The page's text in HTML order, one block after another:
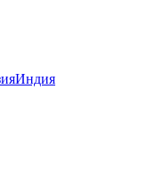
Индия